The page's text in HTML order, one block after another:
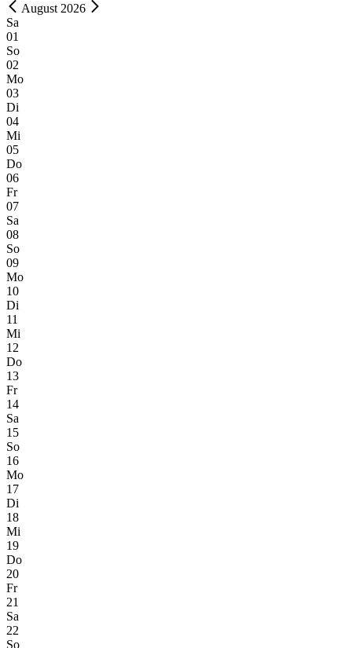
August 2026
Sa
01
So
02
Mo
03
Di
04
Mi
05
Do
06
Fr
07
Sa
08
So
09
Mo
10
Di
11
Mi
12
Do
13
Fr
14
Sa
15
So
16
Mo
17
Di
18
Mi
19
Do
20
Fr
21
Sa
22
So